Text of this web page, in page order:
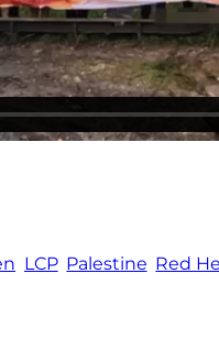
LCP Palestine Red